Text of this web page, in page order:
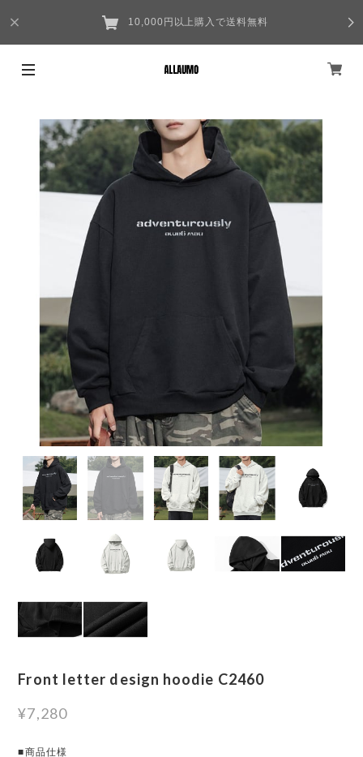
10,000円以上購入で送料無料
Front letter design hoodie C2460
¥7,280
■商品仕様